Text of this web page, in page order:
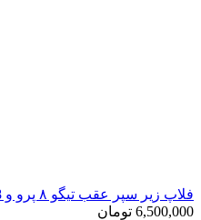
فلاپ زیر سپر عقب تیگو ۸ پرو و 8 پرو مکس TIGGO 8 PRO MAX
6,500,000 تومان